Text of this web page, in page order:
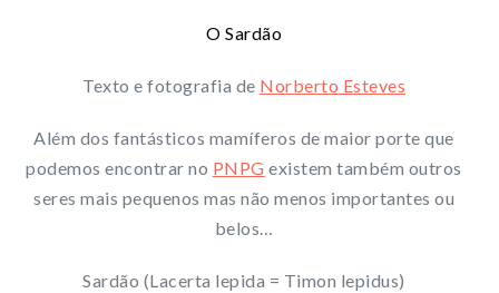
O Sardão
Texto e fotografia de Norberto Esteves
Além dos fantásticos mamíferos de maior porte que
podemos encontrar no PNPG existem também outros
seres mais pequenos mas não menos importantes ou
belos…
Sardão (Lacerta lepida = Timon lepidus)